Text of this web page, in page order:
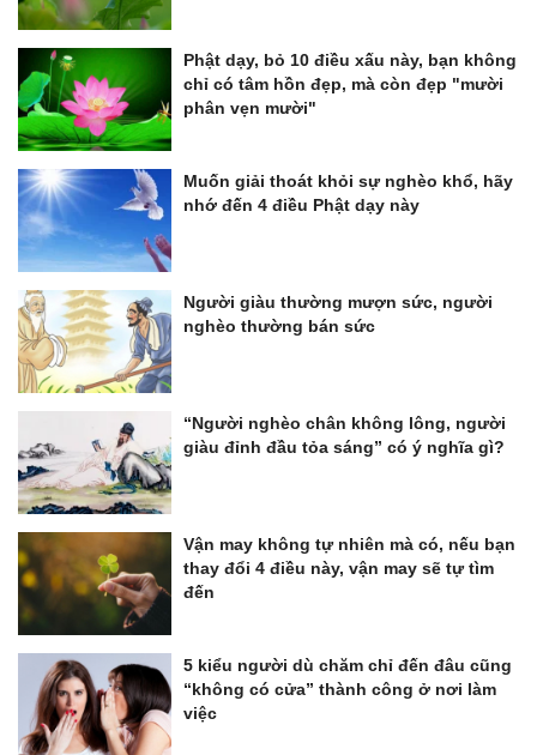
Phật dạy, bỏ 10 điều xấu này, bạn không
chỉ có tâm hồn đẹp, mà còn đẹp "mười
phân vẹn mười"
Muốn giải thoát khỏi sự nghèo khổ, hãy
nhớ đến 4 điều Phật dạy này
Người giàu thường mượn sức, người
nghèo thường bán sức
“Người nghèo chân không lông, người
giàu đỉnh đầu tỏa sáng” có ý nghĩa gì?
Vận may không tự nhiên mà có, nếu bạn
thay đổi 4 điều này, vận may sẽ tự tìm
đến
5 kiểu người dù chăm chỉ đến đâu cũng
“không có cửa” thành công ở nơi làm
việc